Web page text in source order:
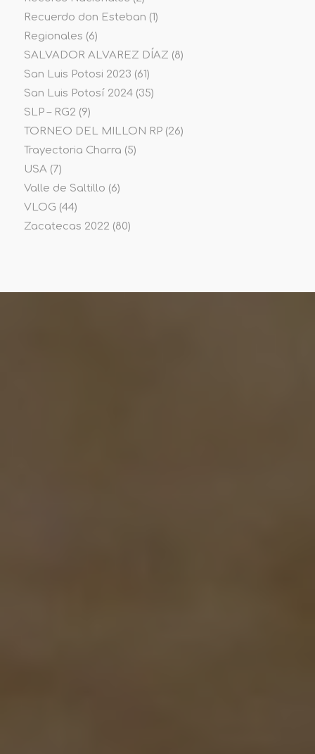
Recuerdo don Esteban (1)
Regionales (6)
SALVADOR ALVAREZ DÍAZ (8)
San Luis Potosi 2023 (61)
San Luis Potosí 2024(35)
SLP – RG2 (9)
TORNEO DEL MILLON RP(26)
Trayectoria Charra (5)
USA(7)
Valle de Saltillo (6)
VLOG (44)
Zacatecas 2022 (80)